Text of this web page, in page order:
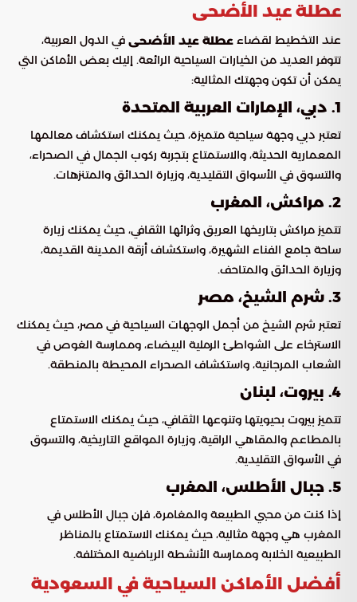
عطلة عيد الأضحى
عند التخطيط لقضاء عطلة عيد الأضحى في الدول العربية،
تتوفر العديد من الخيارات السياحية الرائعة. إليك بعض الأماكن التي
يمكن أن تكون وجهتك المثالية:
1. دبي، الإمارات العربية المتحدة
تعتبر دبي وجهة سياحية متميزة، حيث يمكنك استكشاف معالمها
المعمارية الحديثة، والاستمتاع بتجربة ركوب الجمال في الصحراء،
والتسوق في الأسواق التقليدية، وزيارة الحدائق والمتنزهات.
2. مراكش، المغرب
تتميز مراكش بتاريخها العريق وثرائها الثقافي، حيث يمكنك زيارة
ساحة جامع الفناء الشهيرة، واستكشاف أزقة المدينة القديمة،
وزيارة الحدائق والمتاحف.
3. شرم الشيخ، مصر
تعتبر شرم الشيخ من أجمل الوجهات السياحية في مصر، حيث يمكنك
الاسترخاء على الشواطئ الرملية البيضاء، وممارسة الغوص في
الشعاب المرجانية، واستكشاف الصحراء المحيطة بالمنطقة.
4. بيروت، لبنان
تتميز بيروت بحيويتها وتنوعها الثقافي، حيث يمكنك الاستمتاع
بالمطاعم والمقاهي الراقية، وزيارة المواقع التاريخية، والتسوق
في الأسواق التقليدية.
5. جبال الأطلس، المغرب
إذا كنت من محبي الطبيعة والمغامرة، فإن جبال الأطلس في
المغرب هي وجهة مثالية، حيث يمكنك الاستمتاع بالمناظر
الطبيعية الخلابة وممارسة الأنشطة الرياضية المختلفة.
أفضل الأماكن السياحية في السعودية